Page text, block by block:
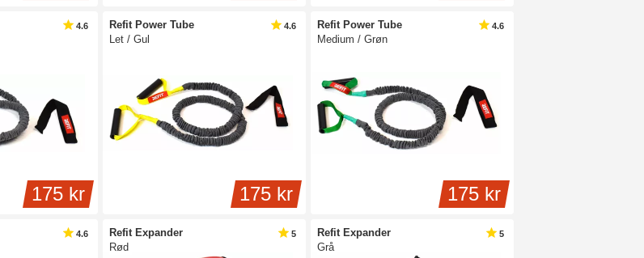
175 kr
4.6
Refit Power Tube
Let / Gul
175 kr
4.6
Refit Power Tube
Medium / Grøn
175 kr
4.6
4.6
Refit Expander
Rød
5
Refit Expander
Grå
5